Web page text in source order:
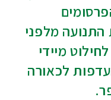
מלפני
כמעט (13.7.04) לחילוט מיידי
לכאורה